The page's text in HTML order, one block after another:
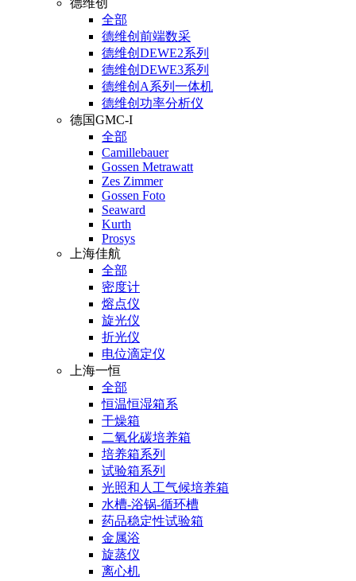
德维创
全部
德维创前端数采
德维创DEWE2系列
德维创DEWE3系列
德维创A系列一体机
德维创功率分析仪
德国GMC-I
全部
Camillebauer
Gossen Metrawatt
Zes Zimmer
Gossen Foto
Seaward
Kurth
Prosys
上海佳航
全部
密度计
熔点仪
旋光仪
折光仪
电位滴定仪
上海一恒
全部
恒温恒湿箱系
干燥箱
二氧化碳培养箱
培养箱系列
试验箱系列
光照和人工气候培养箱
水槽-浴锅-循环槽
药品稳定性试验箱
金属浴
旋蒸仪
离心机